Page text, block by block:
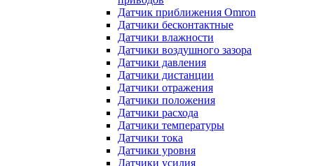
Датчик приближения Omron
Датчики бесконтактные
Датчики влажности
Датчики воздушного зазора
Датчики давления
Датчики дистанции
Датчики отражения
Датчики положения
Датчики расхода
Датчики температуры
Датчики тока
Датчики уровня
Датчики усилия